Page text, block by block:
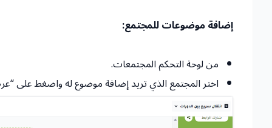
إضافة موضوعات للمجتمع:
من لوحة التحكم المجتمعات.
اختر المجتمع الذي تريد إضافة موضوع له واضغط على